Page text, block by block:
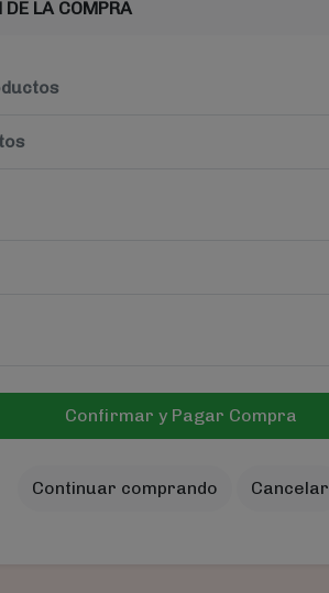
DE LA COMPRA
Confirmar y Pagar Compra
Continuar comprando Cancelar